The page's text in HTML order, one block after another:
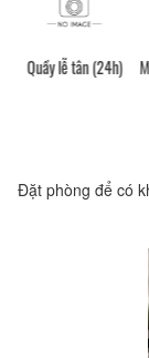
Quầy lễ tân (24h)
Đặt phòng để có